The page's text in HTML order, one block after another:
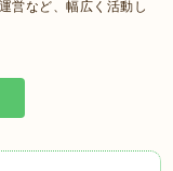
営など、幅広く活動し